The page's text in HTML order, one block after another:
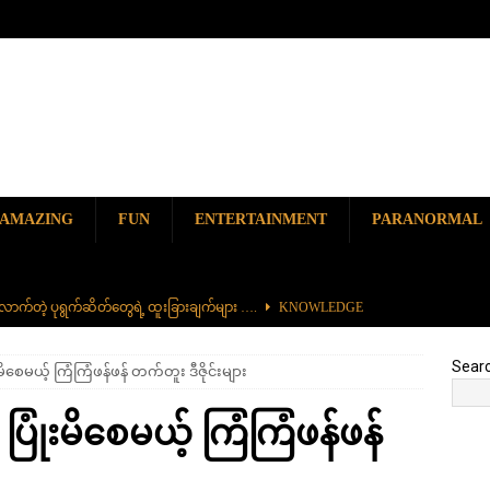
AMAZING FUN ENTERTAINMENT PARANORMAL
က်တဲ့ ပုရွက်ဆိတ်တွေရဲ့ ထူးခြားချက်များ …. KNOWLEDGE
ာ တစ်ခုတည်းရှိတဲ့ စိတ်ကူးယဉ်ဆန်ဆန် ရေအောက်ပန်းခြံ AMAZING
၀၀) ကျော်နဲ့ ကမ္ဘာ့အရှည်ဆုံး မီးရထားကြီး KNOWLEDGE
ေမယ့် ကြံကြံဖန်ဖန် တက်တူး ဒီဇိုင်းများ
းမိစေမယ့် ကြံကြံဖန်ဖန်